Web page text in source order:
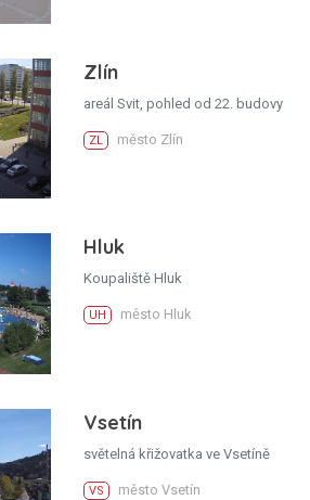
Zlín
areál Svit, pohled od 22. budovy
ZL město Zlín
Hluk
Koupaliště Hluk
UH město Hluk
Vsetín
světelná křižovatka ve Vsetíně
VS město Vsetín